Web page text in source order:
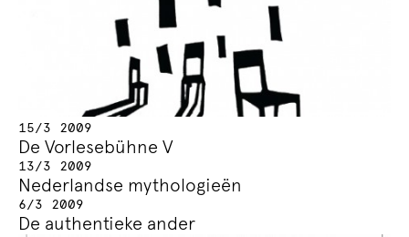
15/3 2009
De Vorlesebühne V
13/3 2009
Nederlandse mythologieën
6/3 2009
De authentieke ander